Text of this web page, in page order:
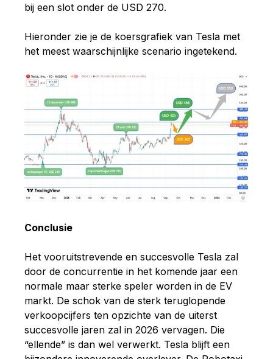
bij een slot onder de USD 270.
Hieronder zie je de koersgrafiek van Tesla met
het meest waarschijnlijke scenario ingetekend.
Conclusie
Het vooruitstrevende en succesvolle Tesla zal
door de concurrentie in het komende jaar een
normale maar sterke speler worden in de EV
markt. De schok van de sterk teruglopende
verkoopcijfers ten opzichte van de uiterst
succesvolle jaren zal in 2026 vervagen. Die
“ellende” is dan wel verwerkt. Tesla blijft een